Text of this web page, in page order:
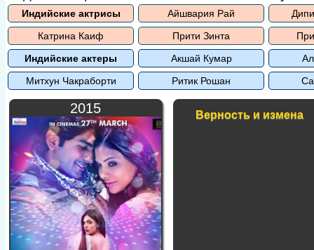
Индийские актрисы Айшвария Рай
Катрина Каиф
Прити Зинта
Индийские актеры
Акшай Кумар
Митхун Чакраборти
Ритик Рошан
2015 Верность и измена